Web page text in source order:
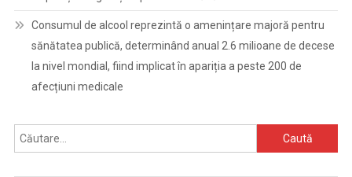
Consumul de alcool reprezintă o amenințare majoră pentru
sănătatea publică, determinând anual 2.6 milioane de decese
la nivel mondial, fiind implicat în apariția a peste 200 de
afecțiuni medicale
Caută
după: